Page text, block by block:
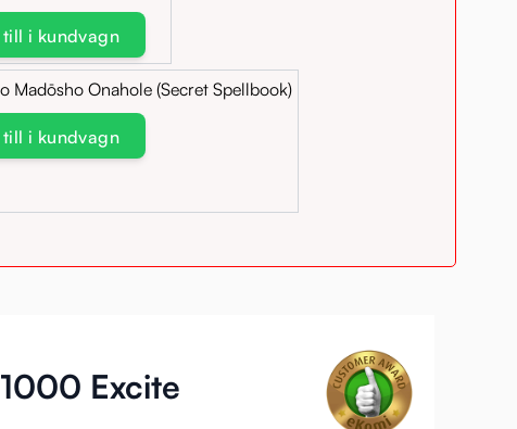
till i kundvagn
Madōsho Onahole (Secret Spellbook)
till i kundvagn
Excite